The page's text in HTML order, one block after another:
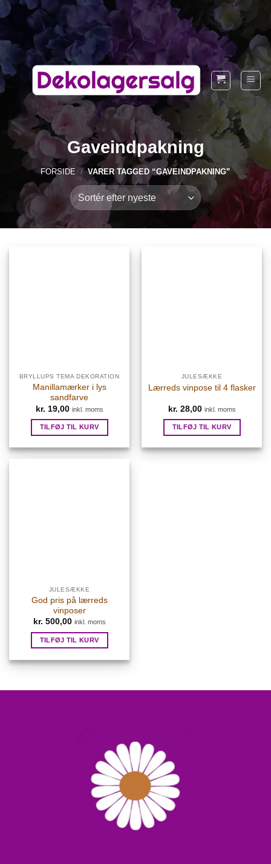
Fortsæt
Gaveindpakning
FORSIDE / VARER TAGGED “GAVEINDPAKNING”
BRYLLUPS TEMA DEKORATION
Manillamærker i lys
sandfarve
kr. 19,00 inkl. moms
TILFØJ TIL KURV
JULESÆKKE
Lærreds vinpose til 4 flasker
kr. 28,00 inkl. moms
TILFØJ TIL KURV
JULESÆKKE
God pris på lærreds
vinposer
kr. 500,00 inkl. moms
TILFØJ TIL KURV